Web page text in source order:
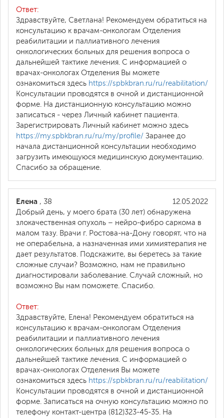
Ответ:
Здравствуйте, Светлана! Рекомендуем обратиться на
консультацию к врачам-онкологам Отделения
реабилитации и паллиативного лечения
онкологических больных для решения вопроса о
дальнейшей тактике лечения. С информацией о
врачах-онкологах Отделения Вы можете
ознакомиться здесь https://spbkbran.ru/ru/reabilitation/
Консультации проводятся в очной и дистанционной
форме. На дистанционную консультацию можно
записаться - через Личный кабинет пациента.
Зарегистрировать Личный кабинет можно здесь
https://my.spbkbran.ru/ru/my/profile/ Заранее до
начала дистанционной консультации необходимо
загрузить имеющуюся медицинскую документацию.
Спасибо за обращение.
12.05.2022
Елена , 38
Добрый день, у моего брата (30 лет) обнаружена
злокачественная опухоль – нейро-фибро саркома в
малом тазу. Врачи г. Ростова-на-Дону говорят, что на
не операбельна, а назначенная ими химиятерапия не
дает результатов. Подскажите, вы беретесь за такие
сложные случаи? Возможно, нам не правильно
диагностировали заболевание. Случай сложный, но
возможно Вы нам поможете. Спасибо.
Ответ:
Здравствуйте, Елена! Рекомендуем обратиться на
консультацию к врачам-онкологам Отделения
реабилитации и паллиативного лечения
онкологических больных для решения вопроса о
дальнейшей тактике лечения. С информацией о
врачах-онкологах Отделения Вы можете
ознакомиться здесь https://spbkbran.ru/ru/reabilitation/
Консультации проводятся в очной и дистанционной
форме. Записаться на очную консультацию можно по
телефону контакт-центра (812)323-45-35. На